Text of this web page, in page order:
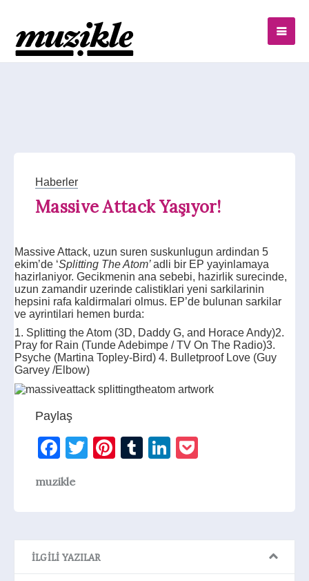
Haberler
Massive Attack Yaşıyor!
Massive Attack, uzun suren suskunlugun ardindan 5
ekim’de ‘Splitting The Atom’adli bir EP yayinlamaya
hazirlaniyor. Gecikmenin ana sebebi, hazirlik surecinde,
uzun zamandir uzerinde calistiklari yeni sarkilarinin
hepsini rafa kaldirmalari olmus. EP’de bulunan sarkilar
ve ayrintilari hemen burda:
1. Splitting the Atom (3D, Daddy G, and Horace Andy)2.
Pray for Rain (Tunde Adebimpe / TV On The Radio)3.
Psyche (Martina Topley-Bird) 4. Bulletproof Love (Guy
Garvey /Elbow)
Paylaş
Facebook
TwitterPinterest
TumblrLinkedIn
muzikle
İLGILI YAZILAR